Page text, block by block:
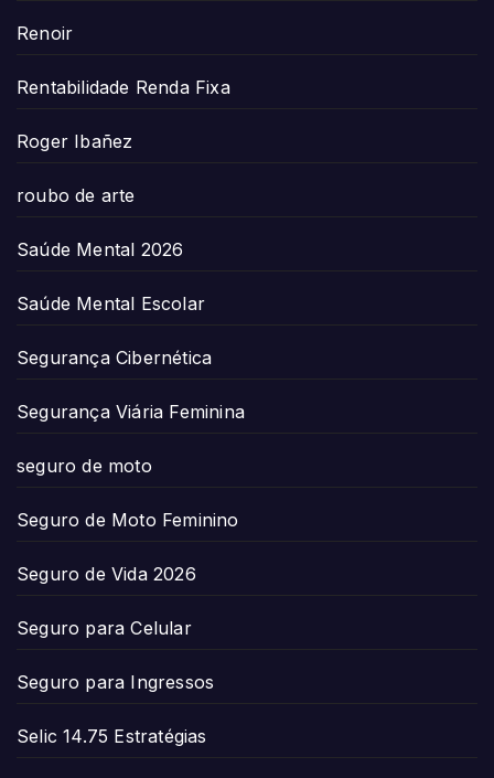
Renoir
Rentabilidade Renda Fixa
Roger Ibañez
roubo de arte
Saúde Mental 2026
Saúde Mental Escolar
Segurança Cibernética
Segurança Viária Feminina
seguro de moto
Seguro de Moto Feminino
Seguro de Vida 2026
Seguro para Celular
Seguro para Ingressos
Selic 14.75 Estratégias